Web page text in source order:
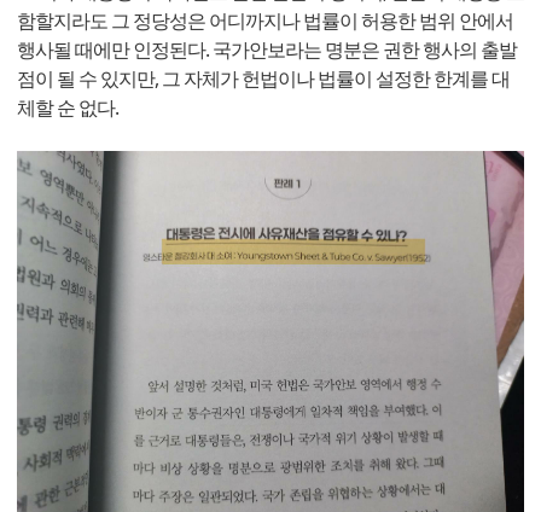
함할지라도 그 정당성은 어디까지나 법률이 허용한 범위 안에서
행사될 때에만 인정된다. 국가안보라는 명분은 권한 행사의 출발
점이 될 수 있지만, 그 자체가 헌법이나 법률이 설정한 한계를 대
체할 순 없다.